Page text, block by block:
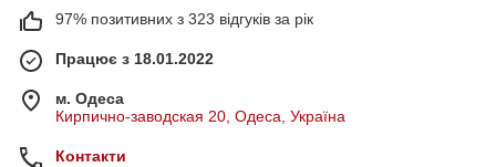
97% позитивних з 323 відгуків за рік
Працює з 18.01.2022
м. Одеса
Кирпично-заводская 20, Одеса, Україна
Контакти